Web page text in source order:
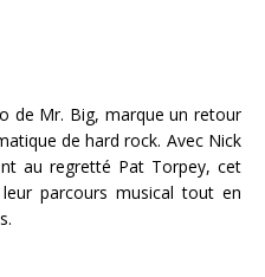
de Mr. Big, marque un retour
de hard rock. Avec Nick
au regretté Pat Torpey, cet
parcours musical tout en